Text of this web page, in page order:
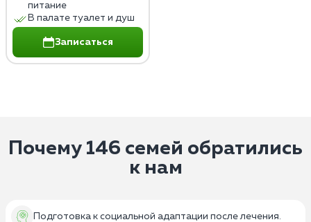
питание
В палате туалет и душ
Записаться
Почему 146 семей обратились
к нам
Подготовка к социальной адаптации после лечения.